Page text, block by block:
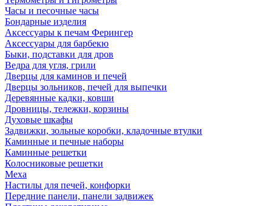
Часы и песочные часы
Бондарные изделия
Аксессуары к печам Ферингер
Аксессуары для барбекю
Быки, подставки для дров
Ведра для угля, грили
Дверцы для каминов и печей
Дверцы зольников, печей для выпечки
Деревянные кадки, ковши
Дровницы, тележки, корзины
Духовые шкафы
Задвижки, зольные коробки, кладочные втулки
Каминные и печные наборы
Каминные решетки
Колосниковые решетки
Меха
Настилы для печей, конфорки
Передние панели, панели задвижек